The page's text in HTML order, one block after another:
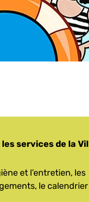
services de la
et l’entretien, les
le calendrier